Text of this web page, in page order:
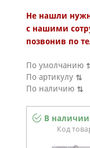
Запчасти
Категория
Модель
Не нашли
с нашими
позвонив по
По умолчанию
По артикулу
По наличию
В наличии
Код